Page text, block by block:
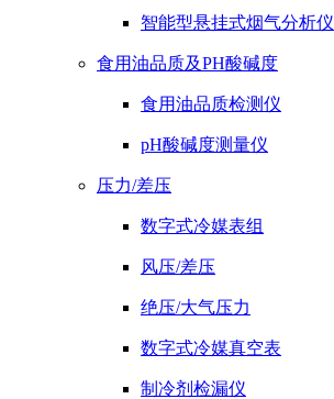
智能型悬挂式烟气分析仪
食用油品质及PH酸碱度
食用油品质检测仪
pH酸碱度测量仪
压力/差压
数字式冷媒表组
风压/差压
绝压/大气压力
数字式冷媒真空表
制冷剂检漏仪